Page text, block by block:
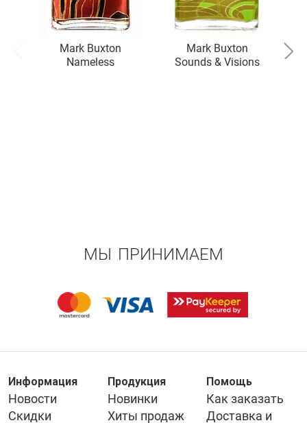
Mark Buxton
Nameless
Mark Buxton
Sounds & Visions
МЫ ПРИНИМАЕМ
Информация
Новости
Скидки
Продукция
Новинки
Хиты продаж
Помощь
Как заказать
Доставка и